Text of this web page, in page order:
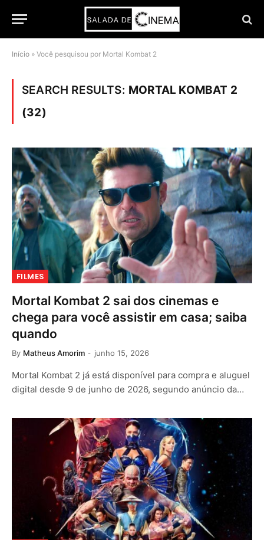
Início » Você pesquisou por Mortal Kombat 2
SEARCH RESULTS: MORTAL KOMBAT 2
(32)
FILMES
Mortal Kombat 2 sai dos cinemas e
chega para você assistir em casa; saiba
quando
By Matheus Amorim junho 15, 2026
Mortal Kombat 2 já está disponível para compra e aluguel
digital desde 9 de junho de 2026, segundo anúncio da…